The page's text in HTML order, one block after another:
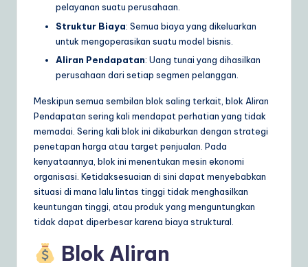
pelayanan suatu perusahaan.
Struktur Biaya: Semua biaya yang dikeluarkan
untuk mengoperasikan suatu model bisnis.
Aliran Pendapatan: Uang tunai yang dihasilkan
perusahaan dari setiap segmen pelanggan.
Meskipun semua sembilan blok saling terkait, blok Aliran
Pendapatan sering kali mendapat perhatian yang tidak
memadai. Sering kali blok ini dikaburkan dengan strategi
penetapan harga atau target penjualan. Pada
kenyataannya, blok ini menentukan mesin ekonomi
organisasi. Ketidaksesuaian di sini dapat menyebabkan
situasi di mana lalu lintas tinggi tidak menghasilkan
keuntungan tinggi, atau produk yang menguntungkan
tidak dapat diperbesar karena biaya struktural.
Blok Aliran